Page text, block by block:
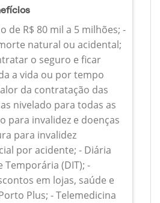
de R$ 80 mil a 5 milhões; -
natural ou acidental;
o seguro e ficar
a vida ou por tempo
da contratação das
nivelado para todas as
para invalidez e doenças
para invalidez
por acidente; - Diária
Temporária (DIT); -
em lojas, saúde e
Plus; - Telemedicina